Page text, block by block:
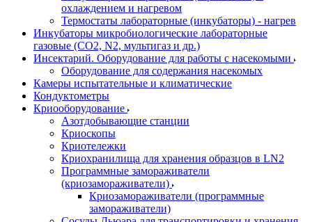
охлаждением и нагревом
Термостаты лабораторные (инкубаторы) - нагрев
Инкубаторы микробиологические лабораторные
газовые (CO2, N2, мультигаз и др.)
Инсектарий. Оборудование для работы с насекомыми
Оборудование для содержания насекомых
Камеры испытательные и климатические
Кондуктометры
Криооборудование
Азотдобывающие станции
Криоскопы
Криотележки
Криохранилища для хранения образцов в LN2
Программные замораживатели
(криозамораживатели)
Криозамораживатели (программные
замораживатели)